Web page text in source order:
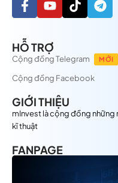
HỖ TRỢ
Cộng đồng Telegram MỚI
Cộng đồng Facebook
GIỚI THIỆU
mInvest là cộng đồng những
kĩ thuật
FANPAGE